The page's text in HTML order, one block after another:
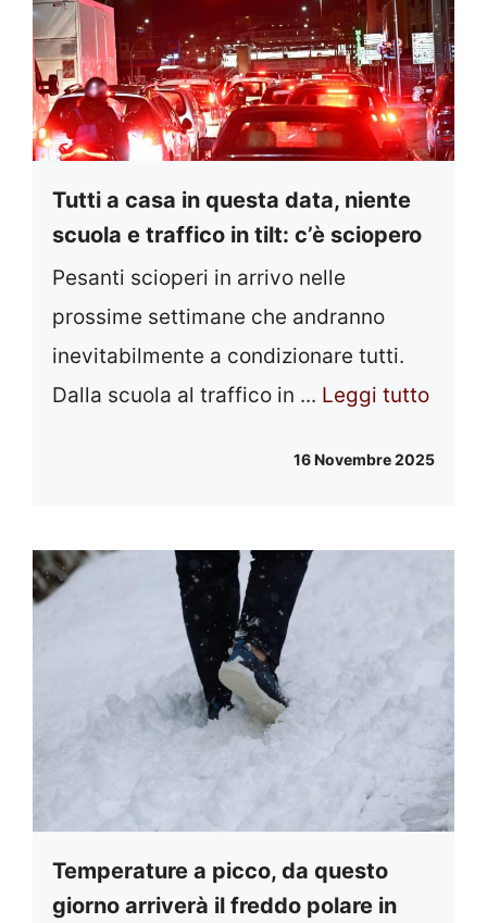
Tutti a casa in questa data, niente
scuola e traffico in tilt: c’è sciopero
Pesanti scioperi in arrivo nelle
prossime settimane che andranno
inevitabilmente a condizionare tutti.
Dalla scuola al traffico in ... Leggi tutto
16 Novembre 2025
Temperature a picco, da questo
giorno arriverà il freddo polare in